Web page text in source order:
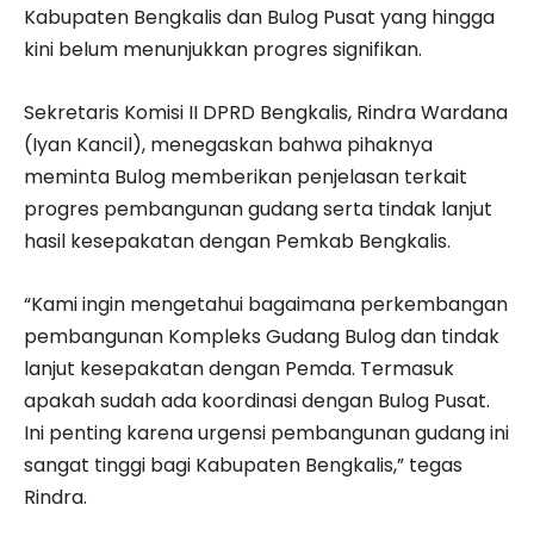
Kabupaten Bengkalis dan Bulog Pusat yang hingga
kini belum menunjukkan progres signifikan.
Sekretaris Komisi II DPRD Bengkalis, Rindra Wardana
(Iyan Kancil), menegaskan bahwa pihaknya
meminta Bulog memberikan penjelasan terkait
progres pembangunan gudang serta tindak lanjut
hasil kesepakatan dengan Pemkab Bengkalis.
“Kami ingin mengetahui bagaimana perkembangan
pembangunan Kompleks Gudang Bulog dan tindak
lanjut kesepakatan dengan Pemda. Termasuk
apakah sudah ada koordinasi dengan Bulog Pusat.
Ini penting karena urgensi pembangunan gudang ini
sangat tinggi bagi Kabupaten Bengkalis,” tegas
Rindra.